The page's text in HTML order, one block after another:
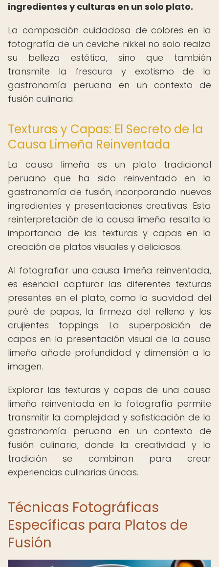
ingredientes y culturas en un solo plato.
La composición cuidadosa de colores en la
fotografía de un ceviche nikkei no solo realza
su belleza estética, sino que también
transmite la frescura y exotismo de la
gastronomía peruana en un contexto de
fusión culinaria.
Texturas y Capas: El Secreto de la
Causa Limeña Reinventada
La causa limeña es un plato tradicional
peruano que ha sido reinventado en la
gastronomía de fusión, incorporando nuevos
ingredientes y presentaciones creativas. Esta
reinterpretación de la causa limeña resalta la
importancia de las texturas y capas en la
creación de platos visuales y deliciosos.
Al fotografiar una causa limeña reinventada,
es esencial capturar las diferentes texturas
presentes en el plato, como la suavidad del
puré de papas, la firmeza del relleno y los
crujientes toppings. La superposición de
capas en la presentación visual de la causa
limeña añade profundidad y dimensión a la
imagen.
Explorar las texturas y capas de una causa
limeña reinventada en la fotografía permite
transmitir la complejidad y sofisticación de la
gastronomía peruana en un contexto de
fusión culinaria, donde la creatividad y la
tradición se combinan para crear
experiencias culinarias únicas.
Técnicas Fotográficas
Específicas para Platos de
Fusión